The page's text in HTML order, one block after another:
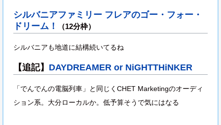
シルバニアファミリー フレアのゴー・フォー・
ドリーム！
（12分枠）
シルバニアも地道に結構続いてるね
【追記】 DAYDREAMER or NiGHTTHiNKER
「でんでんの電脳列車」と同じくCHET Marketingのオーディ
ション系。大分ローカルか。低予算そうで気にはなる